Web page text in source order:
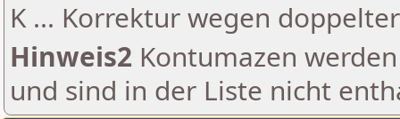
K ... Korrektur wegen
Hinweis2 Kontumazen
und sind in der Liste nicht